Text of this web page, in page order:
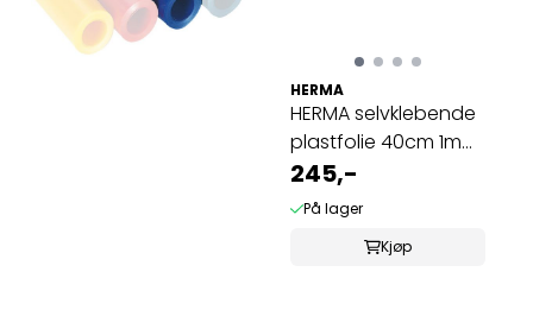
HERMA
HERMA selvklebende
plastfolie 40cm 1m
rutenett ...
245,-
På lager
Kjøp